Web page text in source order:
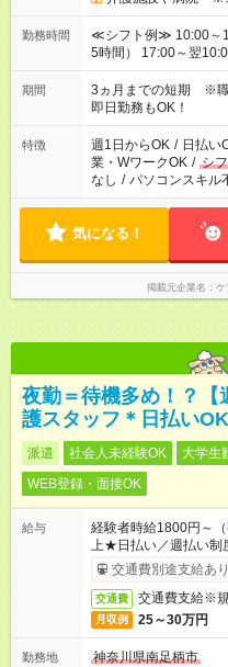
勤務時間
≪シフト例≫ 10:00～
5時間） 17:00～翌10:00（実働
働く時間は調整できま
期間
3ヵ月までの短期 ※
即日勤務もOK！
特徴 週1日からOK / 日払い
業・WワークOK / シ
なし / パソコンスキル
気になる！
掲載元企業名 ケ
夜勤＝待機多め！？【
護スタッフ＊日払い
派遣 社会人未経験OK 大学生
WEB登録・面接OK
給与
経験者時給1800円～
上★日払い／週払い制
は手続き完了次第のお
交通費別途支給あり
交通費 交通費支給※
月収例 25～30万円
勤務地
神奈川県南足柄市